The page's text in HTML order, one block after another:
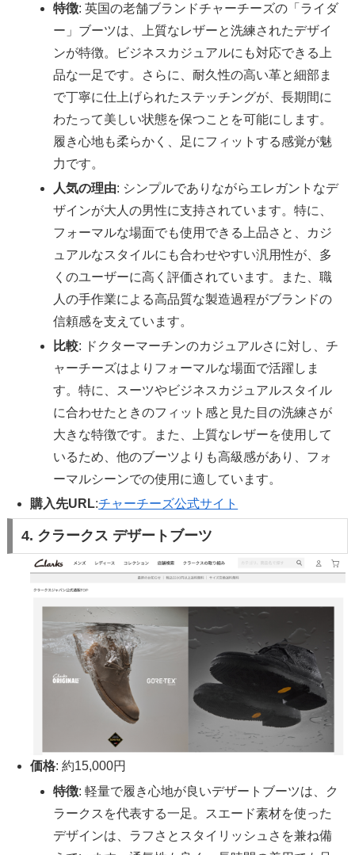
特徴: 英国の老舗ブランドチャーチーズの「ライダ
ー」ブーツは、上質なレザーと洗練されたデザイ
ンが特徴。ビジネスカジュアルにも対応できる上
品な一足です。さらに、耐久性の高い革と細部ま
で丁寧に仕上げられたステッチングが、長期間に
わたって美しい状態を保つことを可能にします。
履き心地も柔らかく、足にフィットする感覚が魅
力です。
人気の理由: シンプルでありながらエレガントなデ
ザインが大人の男性に支持されています。特に、
フォーマルな場面でも使用できる上品さと、カジ
ュアルなスタイルにも合わせやすい汎用性が、多
くのユーザーに高く評価されています。また、職
人の手作業による高品質な製造過程がブランドの
信頼感を支えています。
比較: ドクターマーチンのカジュアルさに対し、チ
ャーチーズはよりフォーマルな場面で活躍しま
す。特に、スーツやビジネスカジュアルスタイル
に合わせたときのフィット感と見た目の洗練さが
大きな特徴です。また、上質なレザーを使用して
いるため、他のブーツよりも高級感があり、フォ
ーマルシーンでの使用に適しています。
購入先URL:チャーチーズ公式サイト
4. クラークス デザートブーツ
価格: 約15,000円
特徴: 軽量で履き心地が良いデザートブーツは、ク
ラークスを代表する一足。スエード素材を使った
デザインは、ラフさとスタイリッシュさを兼ね備